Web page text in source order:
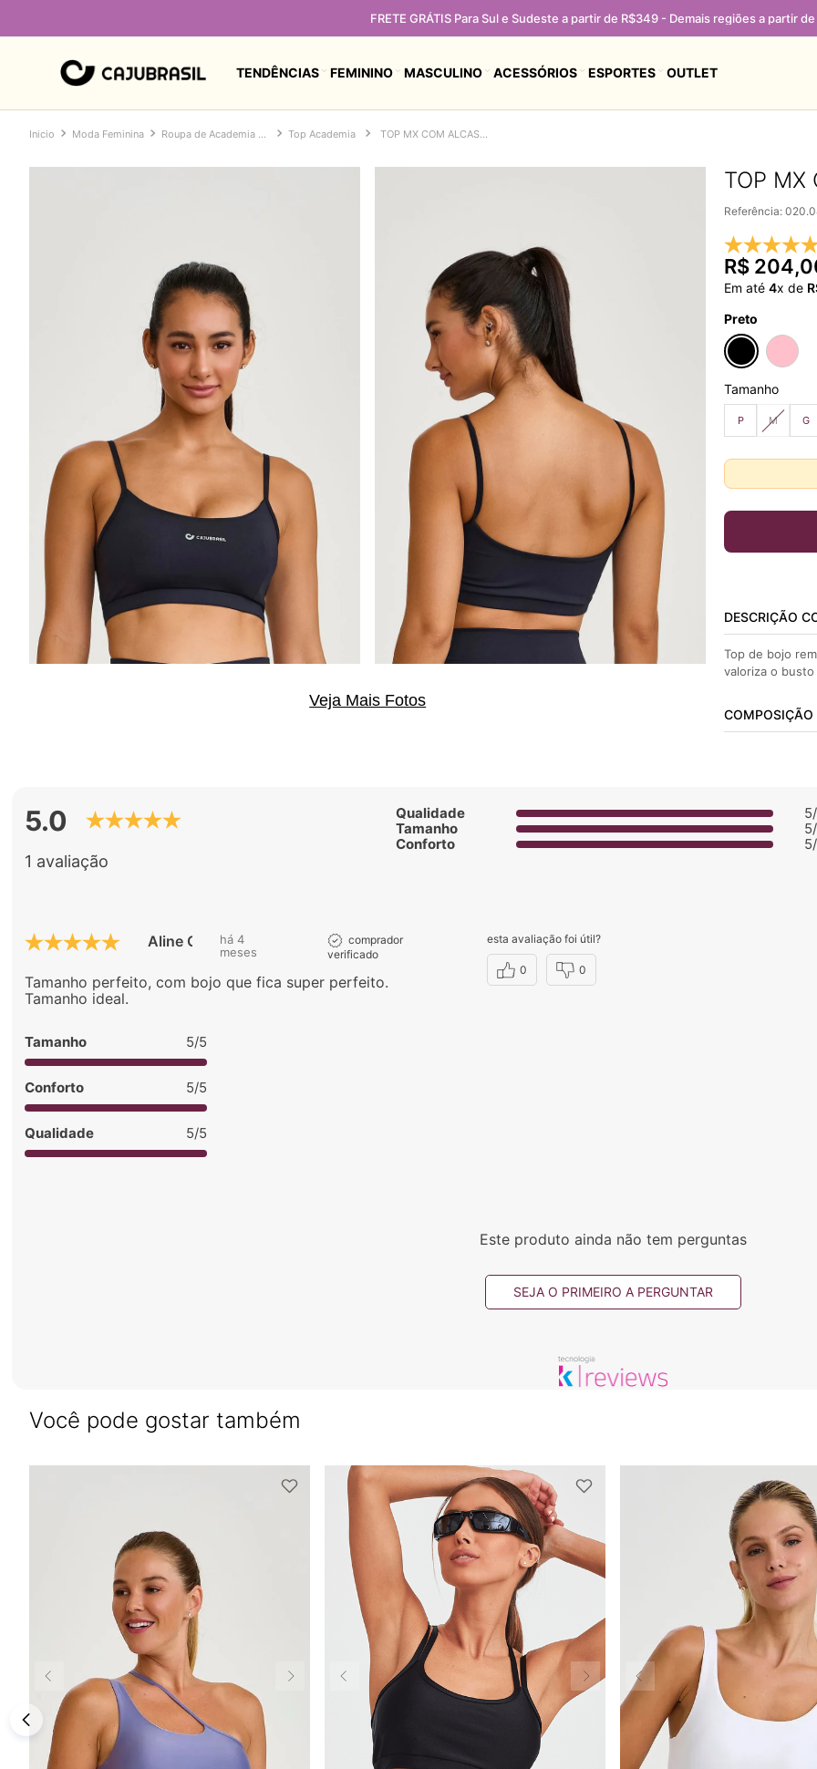
FRETE GRÁTIS Para Sul e Sudeste a partir de R$349 - Demais regiões a partir
TENDÊNCIAS FEMININO MASCULINO ACESSÓRIOS ESPORTES OUTLET
Moda Feminina Roupa de Academia Feminina Top Academia TOP MX COM ALCAS FINAS PRETO
Veja Mais Fotos
TOP MX
Referência:
R$ 204,
Em até4x de
Preto
Tamanho
P M G
DESCRIÇÃO
Top de bojo
valoriza o
COMPOSIÇÃO
5.0 Qualidade
Tamanho
Conforto
1 avaliação
Aline G.
há 4
meses
comprador
verificado
Tamanho perfeito, com bojo que fica super perfeito.
Tamanho ideal.
Tamanho 5/5
Conforto 5/5
Qualidade 5/5
esta avaliação foi útil?
0 0
Este produto ainda não tem perguntas
SEJA O PRIMEIRO A PERGUNTAR
Você pode gostar também